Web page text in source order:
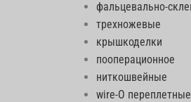
фальцевально-
трехножевые
крышкоделки
пооперационное
ниткошвейные
wire-O переплетные